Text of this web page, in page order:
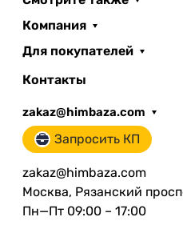
Компания
Для покупателей
Контакты
zakaz@himbaza.com
Запросить КП
zakaz@himbaza.com
Москва, Рязанский
Пн—Пт 09:00 – 17:00